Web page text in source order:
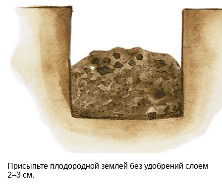
Присыпьте плодородной землей без удобрений слоем
2–3 см.